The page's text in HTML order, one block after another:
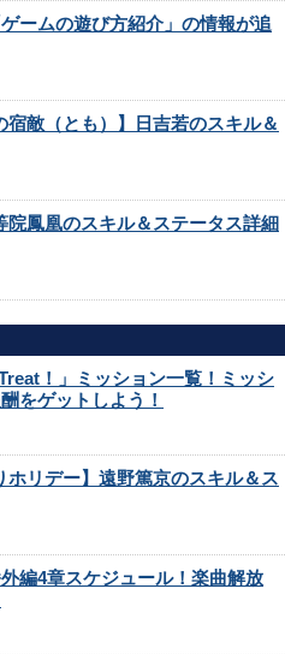
ームの遊び方紹介」の情報が追
宿敵（とも）】日吉若のスキル＆
院鳳凰のスキル＆ステータス詳細
！」ミッション一覧！ミッシ
をゲットしよう！
ホリデー】遠野篤京のスキル＆ス
編4章スケジュール！楽曲解放